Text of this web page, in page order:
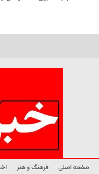
صفحه اصلی فرهنگ و هنر